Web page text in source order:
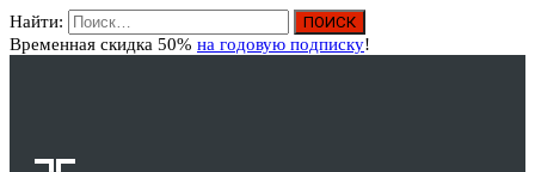
Найти:
Временная скидка 50% на годовую подписку!